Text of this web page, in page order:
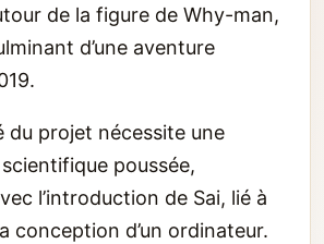
de la figure de Why-man,
d’une aventure
du projet nécessite une
poussée,
l’introduction de Sai, lié à
conception d’un ordinateur.